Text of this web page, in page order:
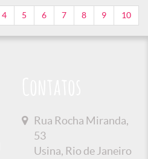
4 5 6 7 8 9 10
Rua Rocha Miranda,
53
Usina, Rio de Janeiro